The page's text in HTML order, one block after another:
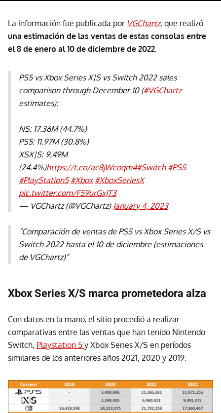
La información fue publicada por VGChartz, que realizó
una estimación de las ventas de estas consolas entre
el 8 de enero al 10 de diciembre de 2022.
PS5 vs Xbox Series X|S vs Switch 2022 sales
comparison through December 10 (#VGChartz
estimates):
NS: 17.36M (44.7%)
PS5: 11.97M (30.8%)
XSX|S: 9.49M
(24.4%)https://t.co/ac8jWcoqm4#Switch #PS5
#PlayStation5 #Xbox #XboxSeriesX
pic.twitter.com/F59urGxJT3
— VGChartz (@VGChartz) January 4, 2023
“Comparación de ventas de PS5 vs Xbox Series X/S vs
Switch 2022 hasta el 10 de diciembre (estimaciones
de VGChartz)”
Xbox Series X/S marca prometedora alza
Con datos en la mano, el sitio procedió a realizar
comparativas entre las ventas que han tenido Nintendo
Switch, Playstation 5 y Xbox Series X/S en períodos
similares de los anteriores años 2021, 2020 y 2019.